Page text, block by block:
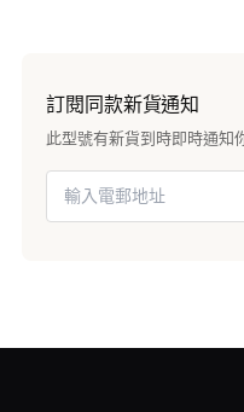
訂閱同款新貨通知
此型號有新貨到時即時通知